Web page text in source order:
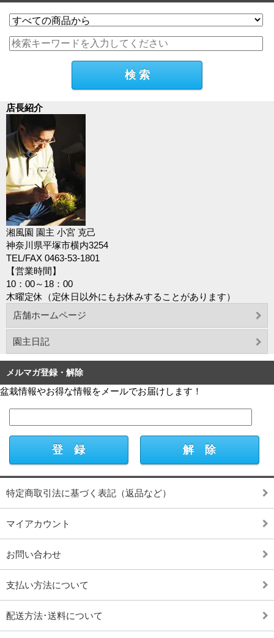
店長紹介
湘風園 園主 小宮 克己
神奈川県平塚市横内3254
TEL/FAX 0463-53-1801
【営業時間】
10：00～18：00
木曜定休（定休日以外にもお休みすることがあります）
店舗ホームページ
園主日記
メルマガ登録・解除
盆栽情報やお得な情報をメールでお届けします！
特定商取引法に基づく表記（返品など）
マイアカウント
お問い合わせ
支払い方法について
配送方法･送料について